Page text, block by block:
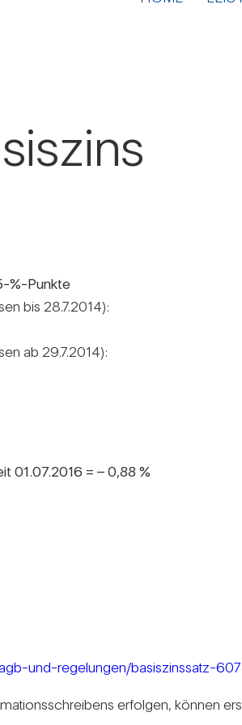
%-Punkte
bis 28.7.2014):
ab 29.7.2014):
01.07.2016 = – 0,88 %
und-regelungen/basiszinssatz-
erfolgen, können